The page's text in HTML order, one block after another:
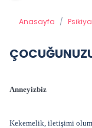
Anasayfa /
Anneyizbiz
Kekemelik, iletişimi